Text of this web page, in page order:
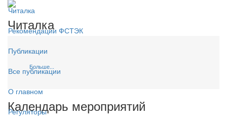
Читалка
Рекомендации ФСТЭК
Публикации
Все публикации
О главном
Регуляторы
Читалка
Больше...
Календарь мероприятий